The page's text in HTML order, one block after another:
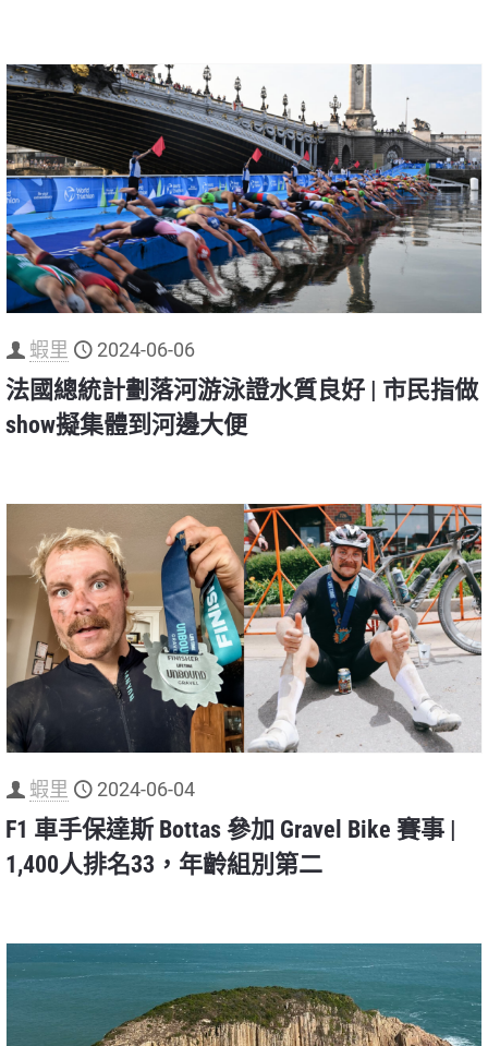
蝦里 2024-06-06
法國總統計劃落河游泳證水質良好 | 市民指做
show擬集體到河邊大便
蝦里 2024-06-04
F1 車手保達斯 Bottas 參加 Gravel Bike 賽事 |
1,400人排名33，年齡組別第二